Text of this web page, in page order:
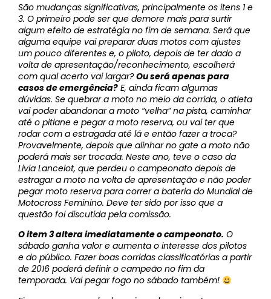
São mudanças significativas, principalmente os itens 1 e
3. O primeiro pode ser que demore mais para surtir
algum efeito de estratégia no fim de semana. Será que
alguma equipe vai preparar duas motos com ajustes
um pouco diferentes e, o piloto, depois de ter dado a
volta de apresentação/reconhecimento, escolherá
com qual acerto vai largar?Ou será apenas para
casos de emergência? E, ainda ficam algumas
dúvidas. Se quebrar a moto no meio da corrida, o atleta
vai poder abandonar a moto “velha” na pista, caminhar
até o pitlane e pegar a moto reserva, ou vai ter que
rodar com a estragada até lá e então fazer a troca?
Provavelmente, depois que alinhar no gate a moto não
poderá mais ser trocada. Neste ano, teve o caso da
Livia Lancelot, que perdeu o campeonato depois de
estragar a moto na volta de apresentação e não poder
pegar moto reserva para correr a bateria do Mundial de
Motocross Feminino. Deve ter sido por isso que a
questão foi discutida pela comissão.
O item 3 altera imediatamente o campeonato. O
sábado ganha valor e aumenta o interesse dos pilotos
e do público. Fazer boas corridas classificatórias a partir
de 2016 poderá definir o campeão no fim da
temporada. Vai pegar fogo no sábado também!